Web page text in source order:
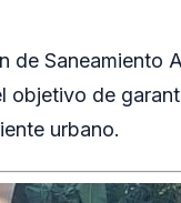
de Saneamiento
objetivo de
urbano.